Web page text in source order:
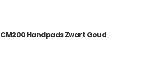
Handpads Zwart Goud